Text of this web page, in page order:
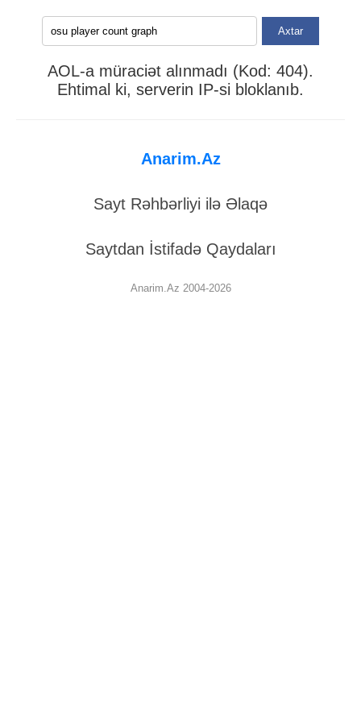
Axtar
AOL-a müraciət alınmadı (Kod: 404).
Ehtimal ki, serverin IP-si bloklanıb.
Anarim.Az
Sayt Rəhbərliyi ilə Əlaqə
Saytdan İstifadə Qaydaları
Anarim.Az 2004-2026